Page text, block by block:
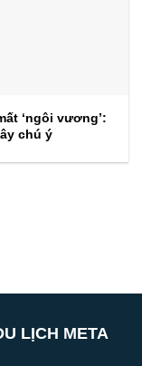
‘ngôi vương’:
chú ý
LỊCH META